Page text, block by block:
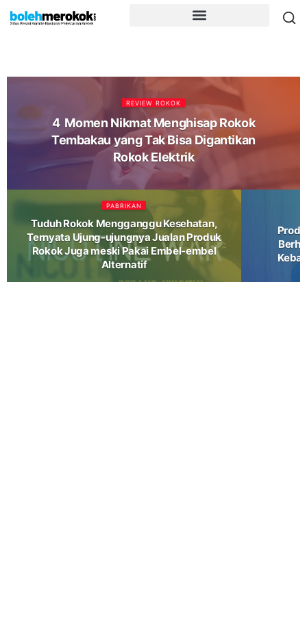
REVIEW ROKOK
4 Momen Nikmat Menghisap Rokok
Tembakau yang Tak Bisa Digantikan
Rokok Elektrik
PABRIKAN
Tuduh Rokok Mengganggu Kesehatan,
Ternyata Ujung-ujungnya Jualan Produk
Rokok Juga meski Pakai Embel-embel
Alternatif